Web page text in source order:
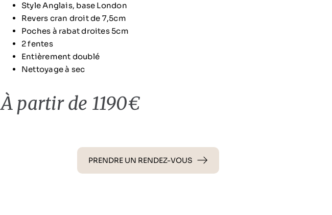
Style Anglais, base London
Revers cran droit de 7,5cm
Poches à rabat droites 5cm
2 fentes
Entièrement doublé
Nettoyage à sec
À partir de 1190€
PRENDRE UN RENDEZ-VOUS